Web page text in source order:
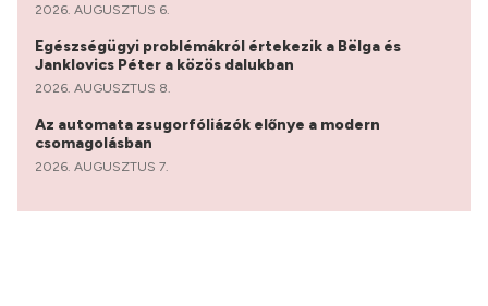
2026. AUGUSZTUS 6.
Egészségügyi problémákról értekezik a Bëlga és
Janklovics Péter a közös dalukban
2026. AUGUSZTUS 8.
Az automata zsugorfóliázók előnye a modern
csomagolásban
2026. AUGUSZTUS 7.